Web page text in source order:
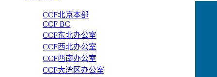
CCF北京本部
CCF BC
CCF东北办公室
CCF西北办公室
CCF西南办公室
CCF大湾区办公室